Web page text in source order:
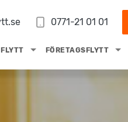
0771-21 01 01
FLYTT FÖRETAGSFLYTT